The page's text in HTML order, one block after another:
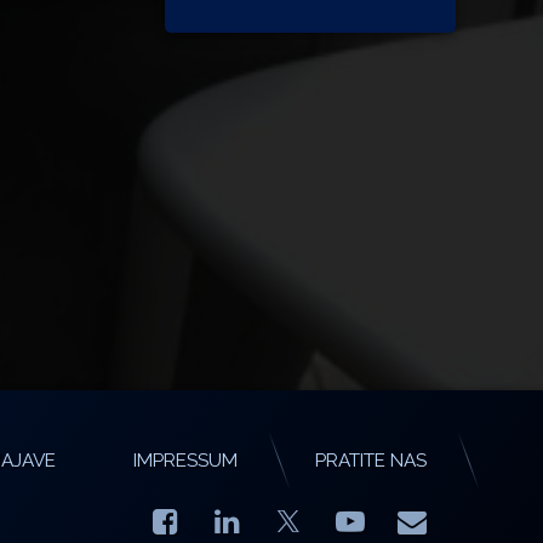
IMPRESSUM PRATITE NAS
Facebook
LinkedIn YouTube
E-mail